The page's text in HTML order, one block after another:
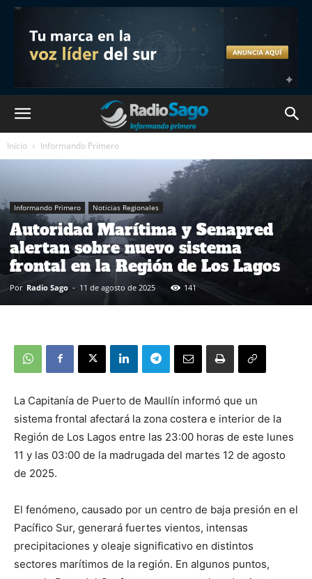
Inicio Informando Primero
Informando Primero Noticias Regionales
Autoridad Marítima y Senapred
alertan sobre nuevo sistema
frontal en la Región de Los Lagos
Por Radio Sago - 11 de agosto de 2025 141
La Capitanía de Puerto de Maullín informó que un
sistema frontal afectará la zona costera e interior de la
Región de Los Lagos entre las 23:00 horas de este lunes
11 y las 03:00 de la madrugada del martes 12 de agosto
de 2025.
El fenómeno, causado por un centro de baja presión en el
Pacífico Sur, generará fuertes vientos, intensas
precipitaciones y oleaje significativo en distintos
sectores marítimos de la región. En algunos puntos,